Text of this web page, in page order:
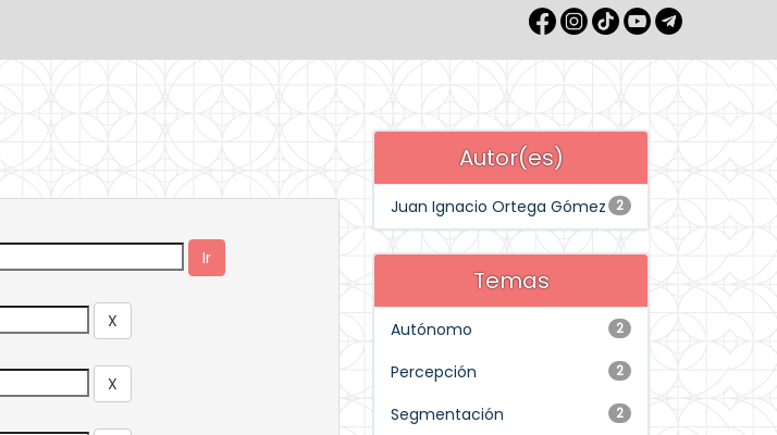
Autor(es)
2
Juan Ignacio Ortega Gómez
Temas
2
Autónomo
2
Percepción
2
Segmentación